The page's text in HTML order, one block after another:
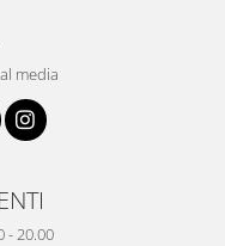
media
- 20.00